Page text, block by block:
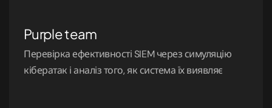
Purple team
Перевірка ефективності SIEM через симуляцію
кібератак і аналіз того, як система їх виявляє